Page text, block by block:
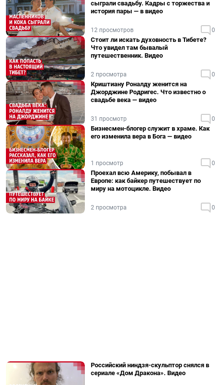
сыграли свадьбу. Кадры с торжества и
история пары — в видео
12 просмотров 0
Стоит ли искать духовность в Тибете?
Что увидел там бывалый
путешественник. Видео
2 просмотра 0
Криштиану Роналду женится на
Джорджине Родригес. Что известно о
свадьбе века — видео
31 просмотр 0
Бизнесмен-блогер служит в храме. Как
его изменила вера в Бога — видео
1 просмотр 0
Проехал всю Америку, побывал в
Европе: как байкер путешествует по
миру на мотоцикле. Видео
2 просмотра 0
Российский ниндзя-скульптор снялся в
сериале «Дом Дракона». Видео